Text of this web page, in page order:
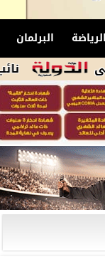
الرياضة البرلمان
نائب الرئيس